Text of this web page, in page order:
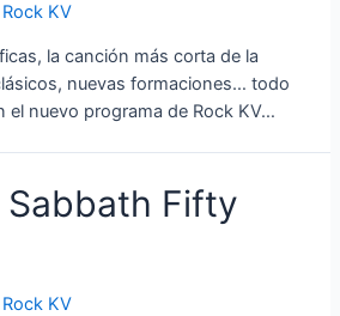
Rock KV
la canción más corta de la
nuevas formaciones… todo
el nuevo programa de Rock KV…
Sabbath Fifty
Rock KV